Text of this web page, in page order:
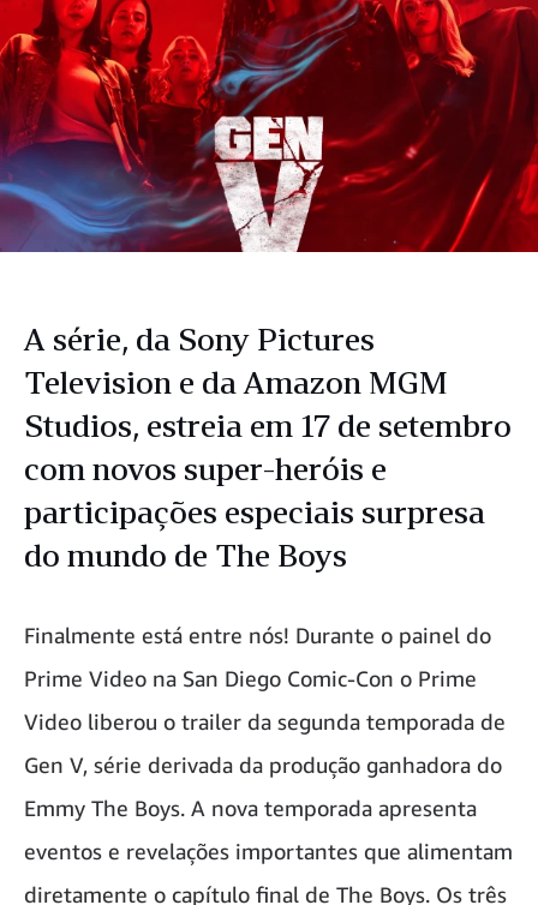
A série, da Sony Pictures
Television e da Amazon MGM
Studios, estreia em 17 de setembro
com novos super-heróis e
participações especiais surpresa
do mundo de The Boys
Finalmente está entre nós! Durante o painel do
Prime Video na San Diego Comic-Con o Prime
Video liberou o trailer da segunda temporada de
Gen V, série derivada da produção ganhadora do
Emmy The Boys. A nova temporada apresenta
eventos e revelações importantes que alimentam
diretamente o capítulo final de The Boys. Os três